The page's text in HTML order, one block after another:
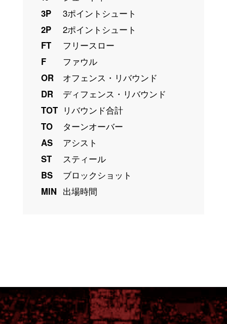
3P
3ポイントシュート
2P
2ポイントシュート
FT
フリースロー
F
ファウル
OR
オフェンス・リバウンド
DR
ディフェンス・リバウンド
TOT リバウンド合計
TO
ターンオーバー
AS
アシスト
ST
スティール
BS
ブロックショット
MIN 出場時間